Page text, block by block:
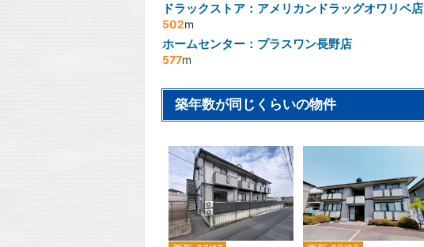
ドラックストア：アメリカンドラッグオワリベ店
502m
ホームセンター：プラスワン長野店
577m
築年数が同じくらいの物件
2